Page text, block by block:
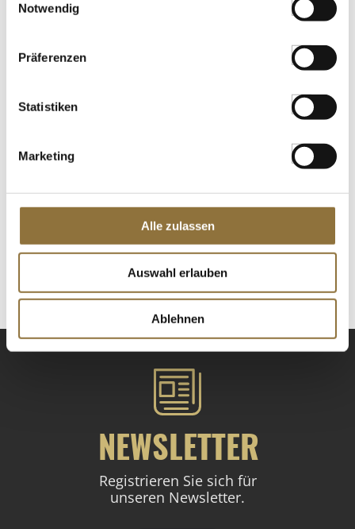
Notwendig
Präferenzen
Statistiken
Marketing
Alle zulassen
Auswahl erlauben
Ablehnen
LEBENSMITTELKENNZEICHNUNGEN
Derzeit nicht auf Lager
NEWSLETTER
Registrieren Sie sich für
unseren Newsletter.